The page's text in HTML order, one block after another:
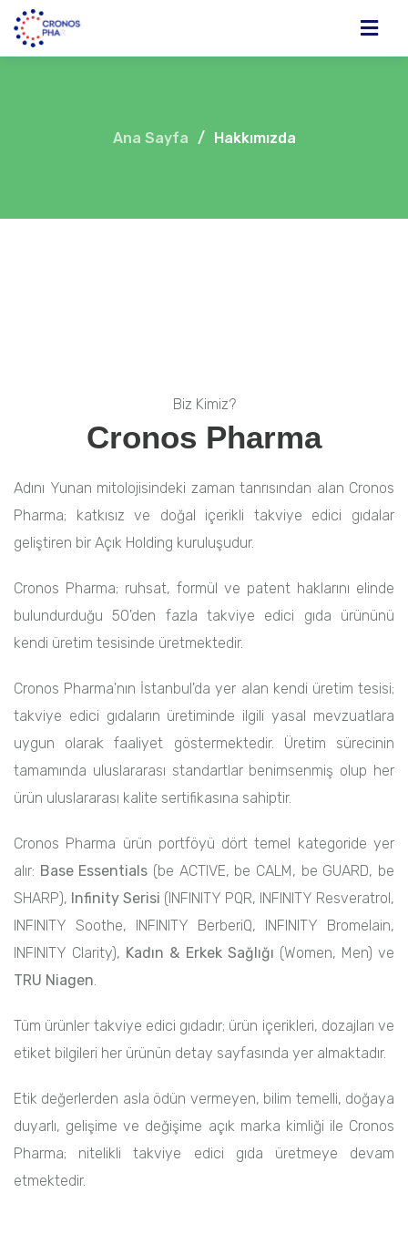
Ana Sayfa / Hakkımızda
Biz Kimiz?
Cronos Pharma
Adını Yunan mitolojisindeki zaman tanrısından alan Cronos
Pharma; katkısız ve doğal içerikli takviye edici gıdalar
geliştiren bir Açık Holding kuruluşudur.
Cronos Pharma; ruhsat, formül ve patent haklarını elinde
bulundurduğu 50'den fazla takviye edici gıda ürününü
kendi üretim tesisinde üretmektedir.
Cronos Pharma'nın İstanbul'da yer alan kendi üretim tesisi;
takviye edici gıdaların üretiminde ilgili yasal mevzuatlara
uygun olarak faaliyet göstermektedir. Üretim sürecinin
tamamında uluslararası standartlar benimsenmiş olup her
ürün uluslararası kalite sertifikasına sahiptir.
Cronos Pharma ürün portföyü dört temel kategoride yer
alır: Base Essentials (be ACTIVE, be CALM, be GUARD, be
SHARP), Infinity Serisi (INFINITY PQR, INFINITY Resveratrol,
INFINITY Soothe, INFINITY BerberiQ, INFINITY Bromelain,
INFINITY Clarity), Kadın & Erkek Sağlığı (Women, Men) ve
TRU Niagen.
Tüm ürünler takviye edici gıdadır; ürün içerikleri, dozajları ve
etiket bilgileri her ürünün detay sayfasında yer almaktadır.
Etik değerlerden asla ödün vermeyen, bilim temelli, doğaya
duyarlı, gelişime ve değişime açık marka kimliği ile Cronos
Pharma; nitelikli takviye edici gıda üretmeye devam
etmektedir.